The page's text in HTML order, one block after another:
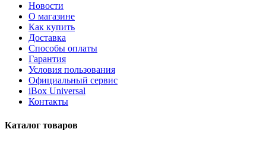
Новости
О магазине
Как купить
Доставка
Способы оплаты
Гарантия
Условия пользования
Официальный сервис
iBox Universal
Контакты
Каталог товаров